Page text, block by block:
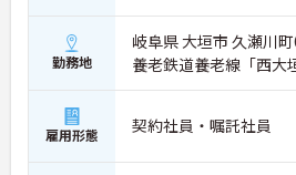
勤務地
岐阜県 大垣市 久瀬川
養老鉄道養老線「西大
雇用形態 契約社員・嘱託社員